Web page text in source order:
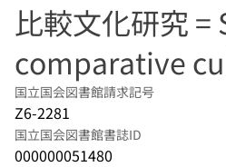
比較文化研究
comparative
国立国会図書館請求記号
Z6-2281
国立国会図書館書誌ID
000000051480